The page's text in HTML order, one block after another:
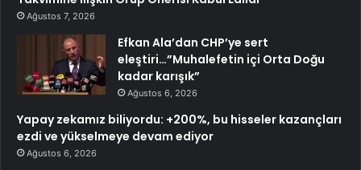
Ağustos 7, 2026
Efkan Ala’dan CHP’ye sert
eleştiri…”Muhalefetin içi Orta Doğu
kadar karışık”
Ağustos 6, 2026
Yapay zekamız biliyordu: +200%, bu hisseler kazançları
ezdi ve yükselmeye devam ediyor
Ağustos 6, 2026